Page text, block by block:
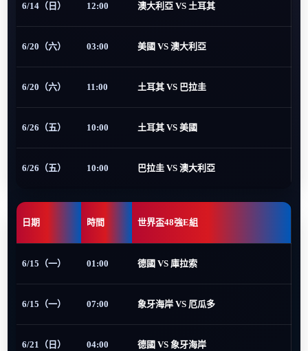
6/14（日） 12:00 澳大利亞 VS 土耳其
6/20（六） 03:00 美國 VS 澳大利亞
6/20（六） 11:00 土耳其 VS 巴拉圭
6/26（五） 10:00 土耳其 VS 美國
6/26（五） 10:00 巴拉圭 VS 澳大利亞
日期 時間 世界盃48強E組
6/15（一） 01:00 德國 VS 庫拉索
6/15（一） 07:00 象牙海岸 VS 厄瓜多
6/21（日） 04:00 德國 VS 象牙海岸